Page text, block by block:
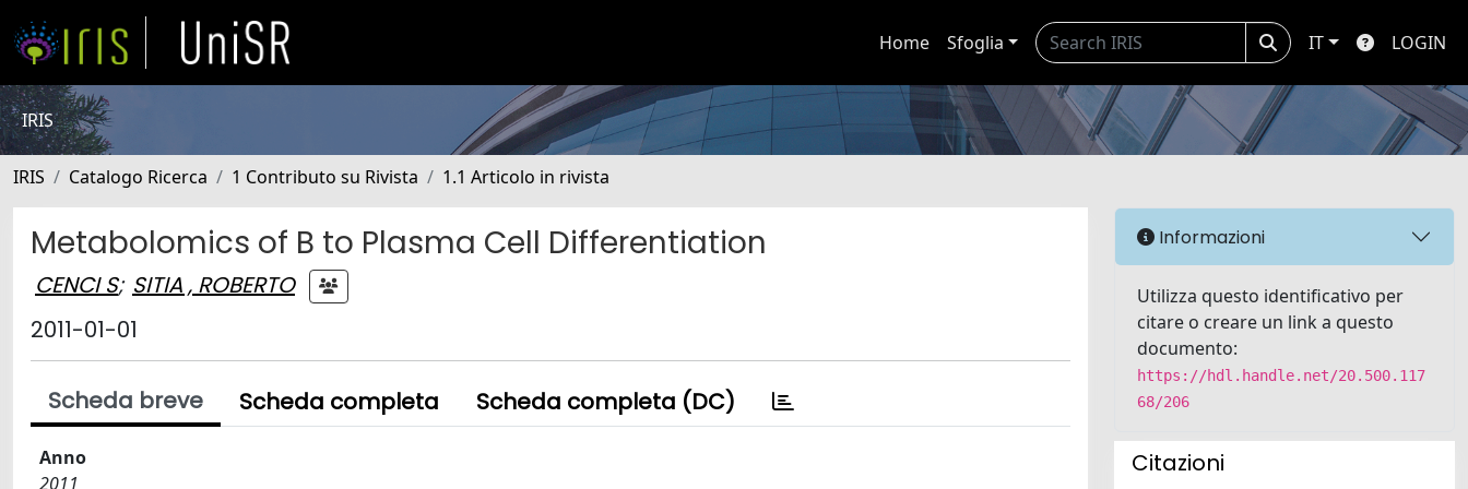
Home Sfoglia IT LOGIN
IRIS
IRIS Catalogo Ricerca 1 Contributo su Rivista 1.1 Articolo in rivista
Metabolomics of B to Plasma Cell Differentiation
CENCI S; SITIA , ROBERTO
2011-01-01
Scheda breve Scheda completa Scheda completa (DC)
Anno
2011
Informazioni
Utilizza questo identificativo per
citare o creare un link a questo
documento:
https://hdl.handle.net/20.500.117
68/206
Citazioni